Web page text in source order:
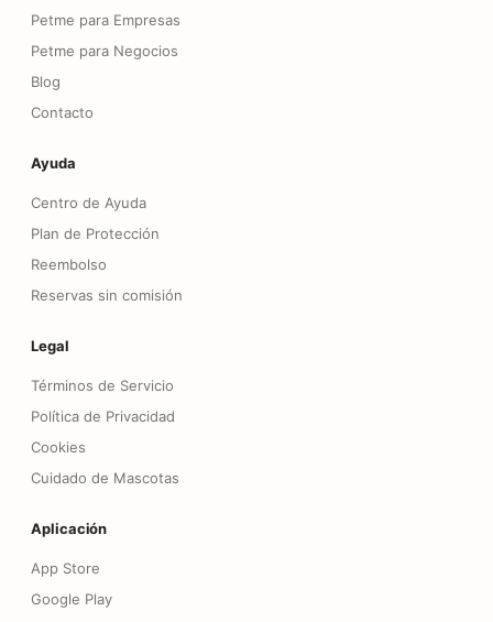
Petme para Empresas
Petme para Negocios
Blog
Contacto
Ayuda
Centro de Ayuda
Plan de Protección
Reembolso
Reservas sin comisión
Legal
Términos de Servicio
Política de Privacidad
Cookies
Cuidado de Mascotas
Aplicación
App Store
Google Play